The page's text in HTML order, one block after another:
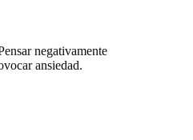
negativamente
ansiedad.